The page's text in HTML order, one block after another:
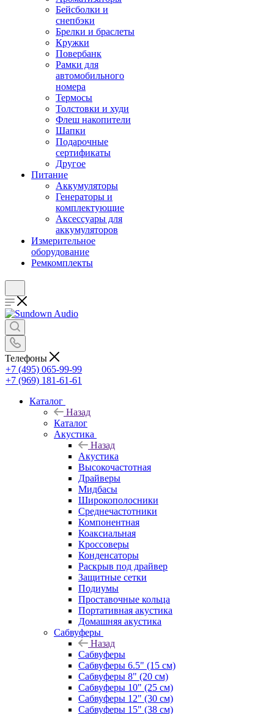
Бейсболки и
снепбэки
Брелки и браслеты
Кружки
Повербанк
Рамки для
автомобильного
номера
Термосы
Толстовки и худи
Флеш накопители
Шапки
Подарочные
сертификаты
Другое
Питание
Аккумуляторы
Генераторы и
комплектующие
Аксессуары для
аккумуляторов
Измерительное
оборудование
Ремкомплекты
Телефоны
+7 (495) 065-99-99
+7 (969) 181-61-61
Каталог
Назад
Каталог
Акустика
Назад
Акустика
Высокочастотная
Драйверы
Мидбасы
Широкополосники
Среднечастотники
Компонентная
Коаксиальная
Кроссоверы
Конденсаторы
Раскрыв под драйвер
Защитные сетки
Подиумы
Проставочные кольца
Портативная акустика
Домашняя акустика
Сабвуферы
Назад
Сабвуферы
Сабвуферы 6.5" (15 см)
Сабвуферы 8" (20 см)
Сабвуферы 10" (25 см)
Сабвуферы 12" (30 см)
Сабвуферы 15" (38 см)